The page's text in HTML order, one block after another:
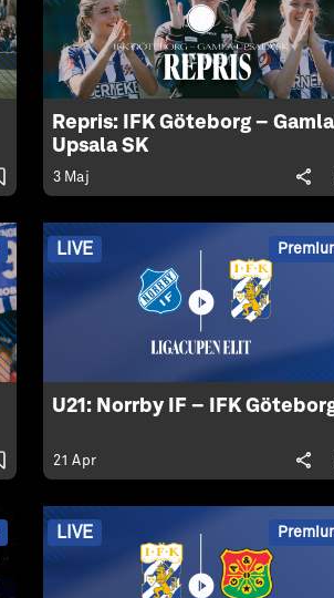
Repris: IFK Göteborg – Gamla
Upsala SK
3 Maj
LIVE
U21: Norrby IF – IFK
21 Apr
LIVE